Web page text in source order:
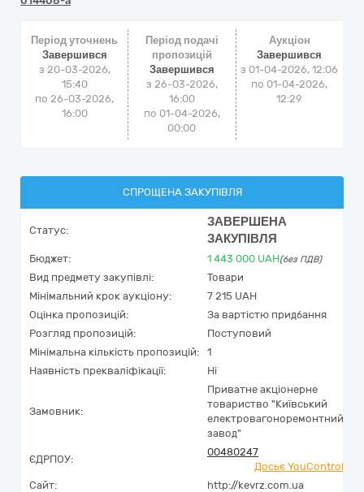
Період уточнень
Завершився
з 20-03-2026,
15:40
по 26-03-2026,
16:00
Період подачі
пропозицій
Завершився
з 26-03-2026,
16:00
по 01-04-2026,
00:00
Аукціон
Завершився
з 01-04-2026, 12:06
по 01-04-2026,
12:29
СПРОЩЕНА ЗАКУПІВЛЯ
Статус:
ЗАВЕРШЕНА
ЗАКУПІВЛЯ
Бюджет: 1 443 000 UAH(без ПДВ)
Вид предмету закупівлі:
Товари
Мінімальний крок аукціону:
7 215 UAH
Оцінка пропозицій:
За вартістю придбання
Розгляд пропозицій:
Поступовий
Мінімальна кількість пропозицій:
1
Наявність прекваліфікації:
Ні
Замовник:
Приватне акціонерне
товариство "Київський
електровагоноремонтний
завод"
ЄДРПОУ:
00480247
Досьє YouControl
Сайт:
http://kevrz.com.ua